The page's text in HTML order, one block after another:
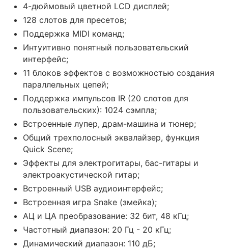
4-дюймовый цветной LCD дисплей;
128 слотов для пресетов;
Поддержка MIDI команд;
Интуитивно понятный пользовательский
интерфейс;
11 блоков эффектов с возможностью создания
параллельных цепей;
Поддержка импульсов IR (20 слотов для
пользовательских): 1024 сэмпла;
Встроенные лупер, драм-машина и тюнер;
Общий трехполосный эквалайзер, функция
Quick Scene;
Эффекты для электрогитары, бас-гитары и
электроакустической гитар;
Встроенный USB аудиоинтерфейс;
Встроенная игра Snake (змейка);
АЦ и ЦА преобразование: 32 бит, 48 кГц;
Частотный диапазон: 20 Гц - 20 кГц;
Динамический диапазон: 110 дБ;